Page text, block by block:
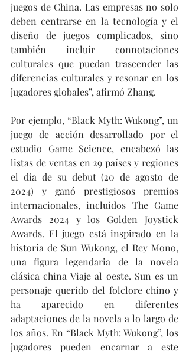
juegos de China. Las empresas no solo
deben centrarse en la tecnología y el
diseño de juegos complicados, sino
también incluir connotaciones
culturales que puedan trascender las
diferencias culturales y resonar en los
jugadores globales”, afirmó Zhang.
Por ejemplo, “Black Myth: Wukong”, un
juego de acción desarrollado por el
estudio Game Science, encabezó las
listas de ventas en 29 países y regiones
el día de su debut (20 de agosto de
2024) y ganó prestigiosos premios
internacionales, incluidos The Game
Awards 2024 y los Golden Joystick
Awards. El juego está inspirado en la
historia de Sun Wukong, el Rey Mono,
una figura legendaria de la novela
clásica china Viaje al oeste. Sun es un
personaje querido del folclore chino y
ha aparecido en diferentes
adaptaciones de la novela a lo largo de
los años. En “Black Myth: Wukong”, los
jugadores pueden encarnar a este